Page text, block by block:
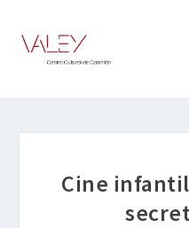
Cine